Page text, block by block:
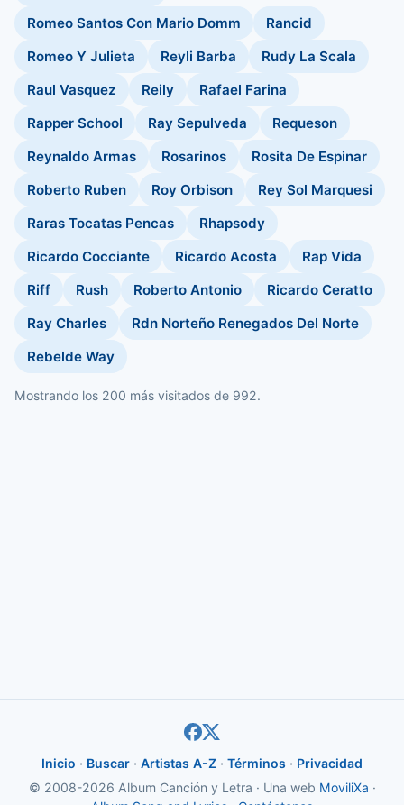
Romeo Santos Con Mario Domm
Rancid
Romeo Y Julieta
Reyli Barba
Rudy La Scala
Raul Vasquez
Reily
Rafael Farina
Rapper School
Ray Sepulveda
Requeson
Reynaldo Armas
Rosarinos
Rosita De Espinar
Roberto Ruben
Roy Orbison
Rey Sol Marquesi
Raras Tocatas Pencas
Rhapsody
Ricardo Cocciante
Ricardo Acosta
Rap Vida
Riff
Rush Roberto Antonio
Ricardo Ceratto
Ray Charles
Rdn Norteño Renegados Del Norte
Rebelde Way
Mostrando los 200 más visitados de 992.
Inicio · Buscar · Artistas A-Z · Términos · Privacidad
© 2008-2026 Album Canción y Letra · Una web MoviliXa ·